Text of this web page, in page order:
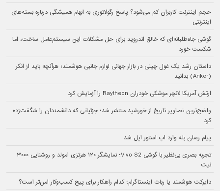
حجم اینترنت کاربران کم می‌شود؟ پاسخ رگولاتوری به ابهام همیشگی درباره بسته‌های
اینترنتی
گوشی جاه‌طلبانه‌ای که خالق اندروید برای حل مشکلات این سیستم‌عامل ساخت، اما
شکست خورد
داستان رشد یک غول چینی در بازار جهانی لوازم جانبی هوشمند؛ هرآنچه باید از انکر
(Anker) بدانید
ارتش آمریکا لانچر موشکی خودران Raytheon را آزمایش کرد
واضح‌ترین تصاویر تاریخ از خورشید منتشر شد؛ جزئیاتی که دانشمندان را شگفت‌زده
کرد
پیام رسان بله وارد اپ استور اپل شد
تجربه بصری بی‌نظیر با گوشی Vivo S2؛ نمایشگر ۱۲۰ هرتزی امولد و روشنایی ۳۰۰۰
نیت
دایرکت هوشمند یا ربات اینستاگرام؛ کدام راهکار برای پیج کسب‌وکار امن‌تر است؟